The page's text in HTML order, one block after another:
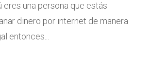
eres una persona que estás
dinero por internet de manera
entonces...